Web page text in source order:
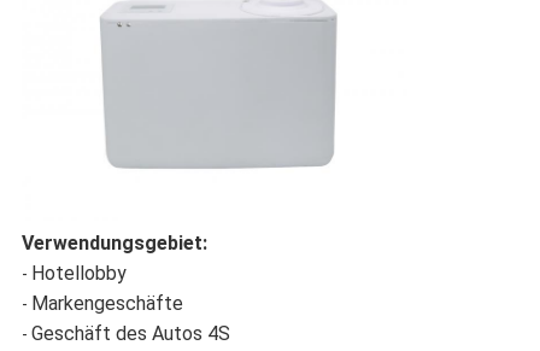
Verwendungsgebiet:
- Hotellobby
- Markengeschäfte
- Geschäft des Autos 4S